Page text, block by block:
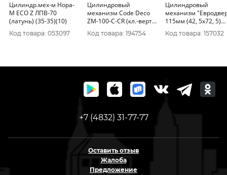
Цилиндр.мех-м Нора-
М ЕСО Z ЛПВ-70
(латунь) (35-35)(10)
Код товара: 053097
Цилиндровый
механизм Code Deco
ZM-100-C-CR (кл.-верт.)
(хром)
Код товара: 194754
Цилиндровый
механизм
115мм (42, 5х72, 5)
перекодир.перфо-кл.
(2+6кл)(5)
Код товара: 157032
+7 (4832) 31-77-77
Оставить отзыв
Жалоба
Предложение